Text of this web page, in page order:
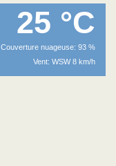
25 °C
Couverture nuageuse: 93 %
Vent: WSW 8 km/h